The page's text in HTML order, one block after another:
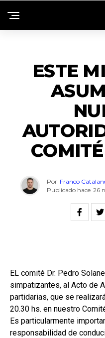
ESTE
Por Franco
Publicado hace 26
EL comité Dr. Pedro
simpatizantes, al Acto de
partidarias, que se
20.30 hs. en nuestro
Es particularmente
responsabilidad de